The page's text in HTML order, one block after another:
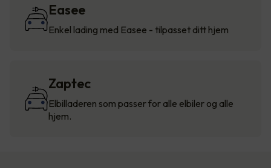
Easee
Enkel lading med Easee - tilpasset ditt hjem
Zaptec
Elbilladeren som passer for alle elbiler og alle
hjem.